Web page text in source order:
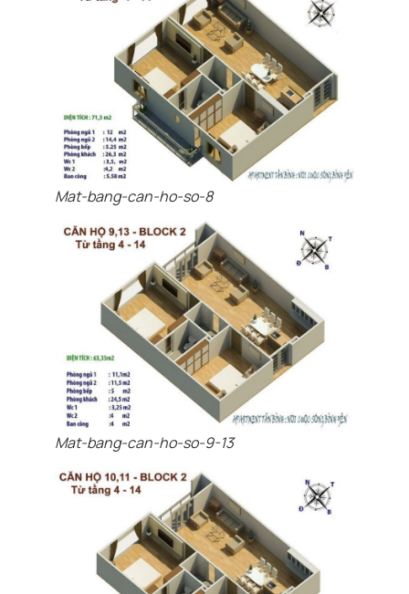
Mat-bang-can-ho-so-8
Mat-bang-can-ho-so-9-13